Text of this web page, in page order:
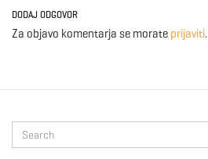
DODAJ ODGOVOR
Za objavo komentarja se morate prijaviti.
e